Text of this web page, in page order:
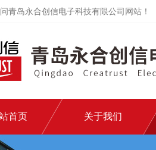
青岛永合创信电子科技有限公司网站！
首页 关于我们